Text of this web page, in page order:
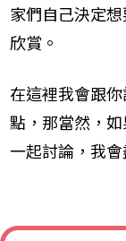
家們自己決定
欣賞​ 。
在這裡我會跟
點，那當然，
一起討論，我會